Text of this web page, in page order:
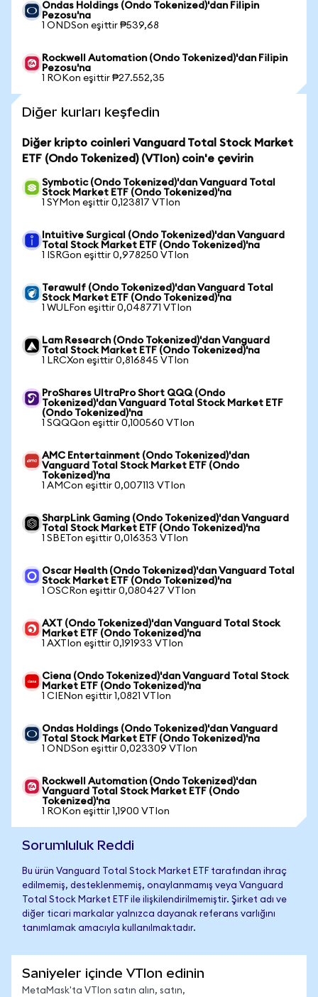
Ondas Holdings (Ondo Tokenized)'dan Filipin
Pezosu'na
1 ONDSon eşittir ₱539,68
Rockwell Automation (Ondo Tokenized)'dan Filipin
Pezosu'na
1 ROKon eşittir ₱27.552,35
Diğer kurları keşfedin
Diğer kripto coinleri Vanguard Total Stock Market
ETF (Ondo Tokenized) (VTIon) coin'e çevirin
Symbotic (Ondo Tokenized)'dan Vanguard Total
Stock Market ETF (Ondo Tokenized)'na
1 SYMon eşittir 0,123817 VTIon
Intuitive Surgical (Ondo Tokenized)'dan Vanguard
Total Stock Market ETF (Ondo Tokenized)'na
1 ISRGon eşittir 0,978250 VTIon
Terawulf (Ondo Tokenized)'dan Vanguard Total
Stock Market ETF (Ondo Tokenized)'na
1 WULFon eşittir 0,048771 VTIon
Lam Research (Ondo Tokenized)'dan Vanguard
Total Stock Market ETF (Ondo Tokenized)'na
1 LRCXon eşittir 0,816845 VTIon
ProShares UltraPro Short QQQ (Ondo
Tokenized)'dan Vanguard Total Stock Market ETF
(Ondo Tokenized)'na
1 SQQQon eşittir 0,100560 VTIon
AMC Entertainment (Ondo Tokenized)'dan
Vanguard Total Stock Market ETF (Ondo
Tokenized)'na
1 AMCon eşittir 0,007113 VTIon
SharpLink Gaming (Ondo Tokenized)'dan Vanguard
Total Stock Market ETF (Ondo Tokenized)'na
1 SBETon eşittir 0,016353 VTIon
Oscar Health (Ondo Tokenized)'dan Vanguard Total
Stock Market ETF (Ondo Tokenized)'na
1 OSCRon eşittir 0,080427 VTIon
AXT (Ondo Tokenized)'dan Vanguard Total Stock
Market ETF (Ondo Tokenized)'na
1 AXTIon eşittir 0,191933 VTIon
Ciena (Ondo Tokenized)'dan Vanguard Total Stock
Market ETF (Ondo Tokenized)'na
1 CIENon eşittir 1,0821 VTIon
Ondas Holdings (Ondo Tokenized)'dan Vanguard
Total Stock Market ETF (Ondo Tokenized)'na
1 ONDSon eşittir 0,023309 VTIon
Rockwell Automation (Ondo Tokenized)'dan
Vanguard Total Stock Market ETF (Ondo
Tokenized)'na
1 ROKon eşittir 1,1900 VTIon
Sorumluluk Reddi
Bu ürün Vanguard Total Stock Market ETF tarafından ihraç
edilmemiş, desteklenmemiş, onaylanmamış veya Vanguard
Total Stock Market ETF ile ilişkilendirilmemiştir. Şirket adı ve
diğer ticari markalar yalnızca dayanak referans varlığını
tanımlamak amacıyla kullanılmaktadır.
Saniyeler içinde VTIon edinin
MetaMask'ta VTIon satın alın, satın,